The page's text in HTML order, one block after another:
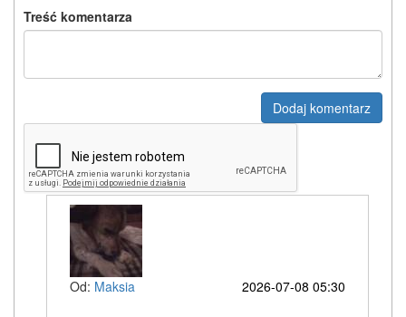
Treść komentarza
Dodaj komentarz
Od: Maksia
2026-07-08 05:30